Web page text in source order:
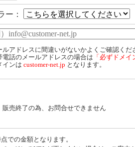
ー：
ルアドレスに間違いがないかよくご確認くだ
電話のメールアドレスの場合は 「必ずドメイ
インは customer-net.jp となります。
販売終了の為、お問合せできません
での金額となります。